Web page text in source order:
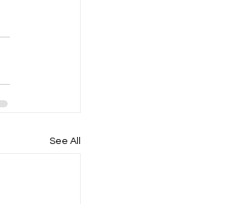
See All